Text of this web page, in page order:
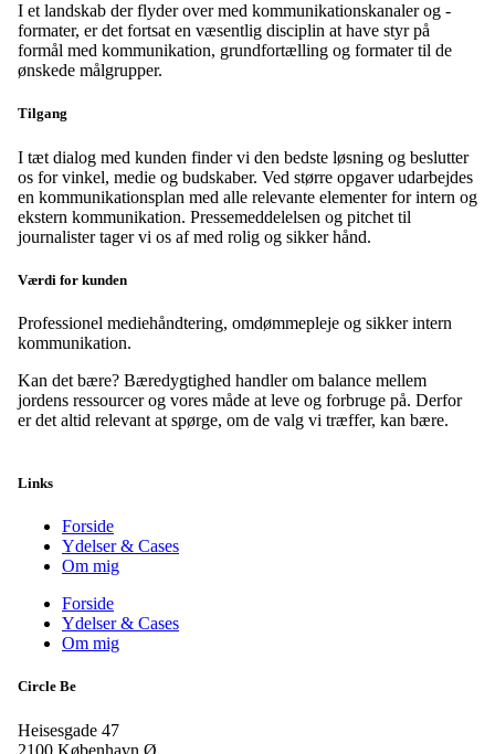
I et landskab der flyder over med kommunikationskanaler og -
formater, er det fortsat en væsentlig disciplin at have styr på
formål med kommunikation, grundfortælling og formater til de
ønskede målgrupper.
Tilgang
I tæt dialog med kunden finder vi den bedste løsning og beslutter
os for vinkel, medie og budskaber. Ved større opgaver udarbejdes
en kommunikationsplan med alle relevante elementer for intern og
ekstern kommunikation. Pressemeddelelsen og pitchet til
journalister tager vi os af med rolig og sikker hånd.
Værdi for kunden
Professionel mediehåndtering, omdømmepleje og sikker intern
kommunikation.
Kan det bære? Bæredygtighed handler om balance mellem
jordens ressourcer og vores måde at leve og forbruge på. Derfor
er det altid relevant at spørge, om de valg vi træffer, kan bære.
Links
Forside
Ydelser & Cases
Om mig
Forside
Ydelser & Cases
Om mig
Circle Be
Heisesgade 47
2100 København Ø